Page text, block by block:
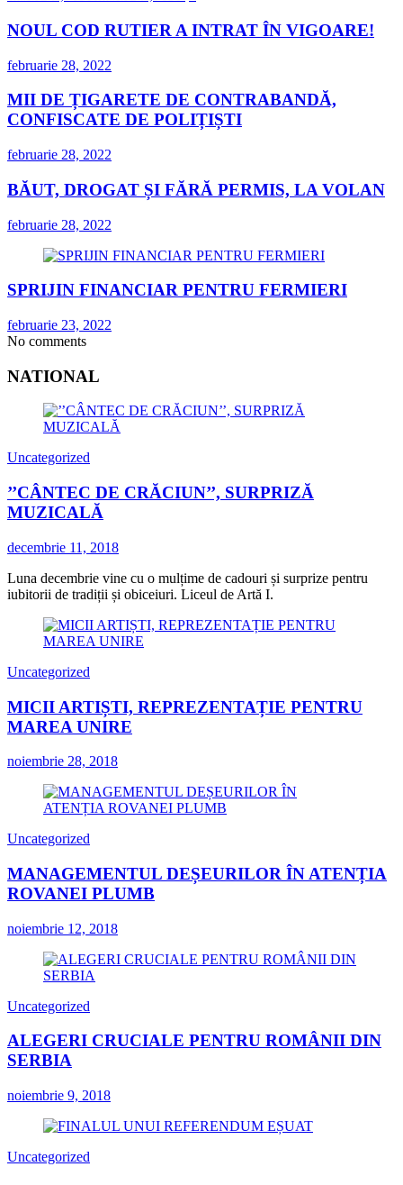
NOUL COD RUTIER A INTRAT ÎN VIGOARE!
februarie 28, 2022
MII DE ȚIGARETE DE CONTRABANDĂ,
CONFISCATE DE POLIȚIȘTI
februarie 28, 2022
BĂUT, DROGAT ȘI FĂRĂ PERMIS, LA VOLAN
februarie 28, 2022
SPRIJIN FINANCIAR PENTRU FERMIERI
februarie 23, 2022
No comments
NATIONAL
Uncategorized
’’CÂNTEC DE CRĂCIUN’’, SURPRIZĂ
MUZICALĂ
decembrie 11, 2018
Luna decembrie vine cu o mulțime de cadouri și surprize pentru
iubitorii de tradiții și obiceiuri. Liceul de Artă I.
Uncategorized
MICII ARTIȘTI, REPREZENTAȚIE PENTRU
MAREA UNIRE
noiembrie 28, 2018
Uncategorized
MANAGEMENTUL DEȘEURILOR ÎN ATENȚIA
ROVANEI PLUMB
noiembrie 12, 2018
Uncategorized
ALEGERI CRUCIALE PENTRU ROMÂNII DIN
SERBIA
noiembrie 9, 2018
Uncategorized